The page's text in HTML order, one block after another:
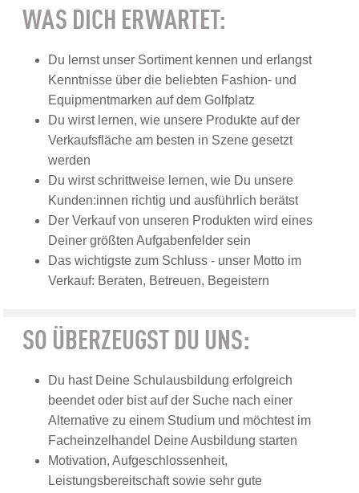
WAS DICH ERWARTET:
Du lernst unser Sortiment kennen und erlangst
Kenntnisse über die beliebten Fashion- und
Equipmentmarken auf dem Golfplatz
Du wirst lernen, wie unsere Produkte auf der
Verkaufsfläche am besten in Szene gesetzt
werden
Du wirst schrittweise lernen, wie Du unsere
Kunden:innen richtig und ausführlich berätst
Der Verkauf von unseren Produkten wird eines
Deiner größten Aufgabenfelder sein
Das wichtigste zum Schluss - unser Motto im
Verkauf: Beraten, Betreuen, Begeistern
SO ÜBERZEUGST DU UNS:
Du hast Deine Schulausbildung erfolgreich
beendet oder bist auf der Suche nach einer
Alternative zu einem Studium und möchtest im
Facheinzelhandel Deine Ausbildung starten
Motivation, Aufgeschlossenheit,
Leistungsbereitschaft sowie sehr gute